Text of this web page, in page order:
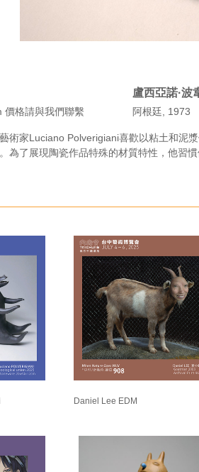
價格請與我們聯繫
盧西亞諾·波
阿根廷, 1973
術家Luciano Polverigiani喜歡以粘土和泥
為了展現陶瓷作品特殊的材質特性，他習
Daniel Lee EDM